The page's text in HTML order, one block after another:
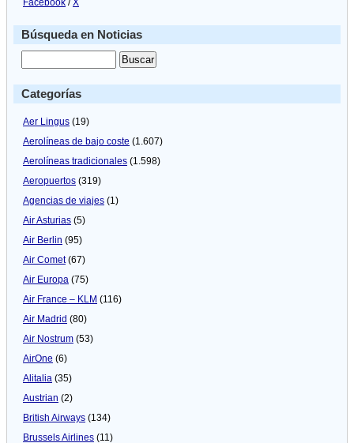
Facebook /X
Búsqueda en Noticias
Categorías
Aer Lingus (19)
Aerolíneas de bajo coste (1.607)
Aerolíneas tradicionales (1.598)
Aeropuertos (319)
Agencias de viajes (1)
Air Asturias (5)
Air Berlin (95)
Air Comet(67)
Air Europa (75)
Air France – KLM (116)
Air Madrid (80)
Air Nostrum (53)
AirOne (6)
Alitalia (35)
Austrian (2)
British Airways (134)
Brussels Airlines (11)